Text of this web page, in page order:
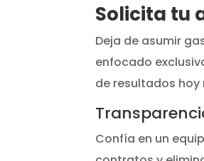
Solicita tu
Deja de asumir
enfocado
de resultados hoy
Confía en un